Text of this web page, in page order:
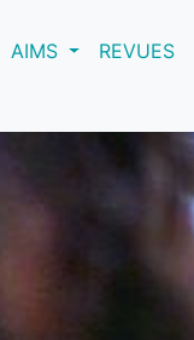
AIMS(current)REVUES